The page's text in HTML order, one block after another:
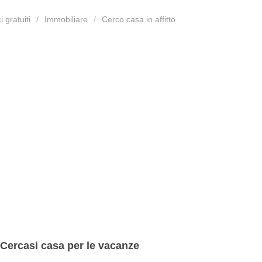
gratuiti Immobiliare Cerco casa in affitto
Cercasi casa per le vacanze